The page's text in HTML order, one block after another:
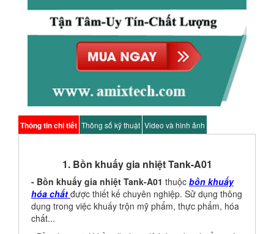
Thông tin chi tiết Thông số kỹ thuật Video và hình ảnh
1. Bồn khuấy gia nhiệt Tank-A01
- Bồn khuấy gia nhiệt Tank-A01 thuộc bồn khuấy
hóa chất được thiết kế chuyên nghiệp. Sử dụng thông
dụng trong việc khuấy trộn mỹ phẩm, thực phẩm, hóa
chất...